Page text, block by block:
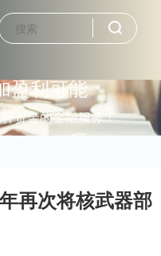
盈利可能
资金的金融服务！
再次将核武器部